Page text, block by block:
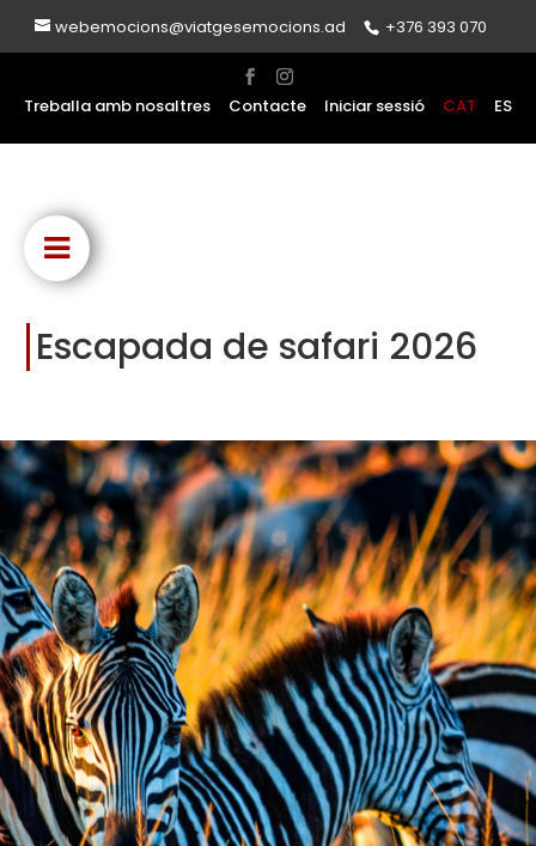
webemocions@viatgesemocions.ad +376 393 070
Treballa amb nosaltres Contacte Iniciar sessió CAT ES
Escapada de safari 2026